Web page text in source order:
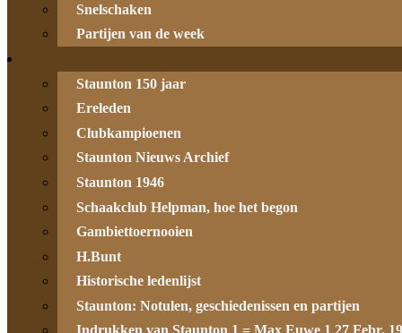
Snelschaken
Partijen van de week
Staunton 150 jaar
Ereleden
Clubkampioenen
Staunton Nieuws Archief
Staunton 1946
Schaakclub Helpman, hoe het begon
Gambiettoernooien
H.Bunt
Historische ledenlijst
Staunton: Notulen, geschiedenissen en partijen